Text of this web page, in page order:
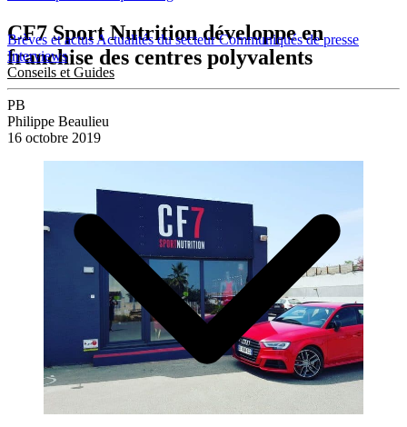
Brèves et actusActualités du secteurCommuniqués de presse
Interviews
Conseils et Guides
CF7 Sport Nutrition développe en
franchise des centres polyvalents
PB
Philippe Beaulieu
16 octobre 2019